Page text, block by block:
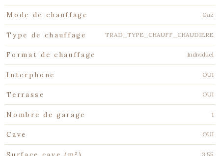
Mode de chauffage Gaz
Type de chauffage TRAD_TYPE_CHAUFF_CHAUDIERE
Format de chauffage Individuel
Interphone OUI
Terrasse OUI
Nombre de garage 1
Cave OUI
3.55